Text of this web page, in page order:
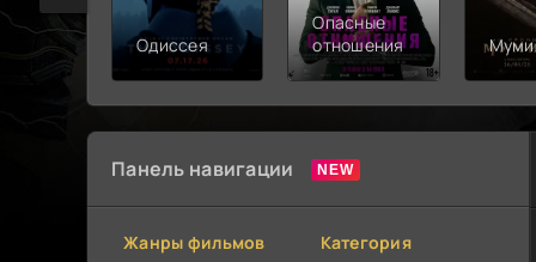
Одиссея
Опасные
отношения
Панель навигации
Жанры фильмов Категория